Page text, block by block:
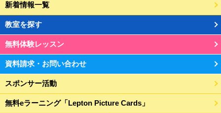
新着情報一覧
教室を探す
無料体験レッスン
資料請求・お問い合わせ
スポンサー活動
無料eラーニング「Lepton Picture Cards」